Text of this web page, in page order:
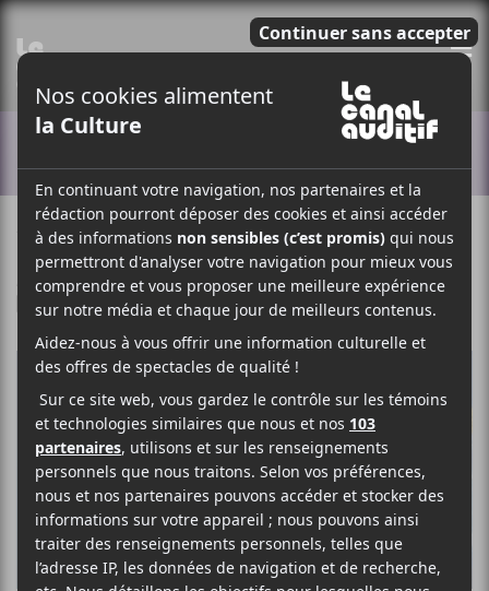
18 MAI 2023
PARSTÉPHANE DESLAURIERS
/ NON CLASSÉ
F
A
C
E
O
O
K
T
W
I
T
E
R
P
A
R
T
G
E
R